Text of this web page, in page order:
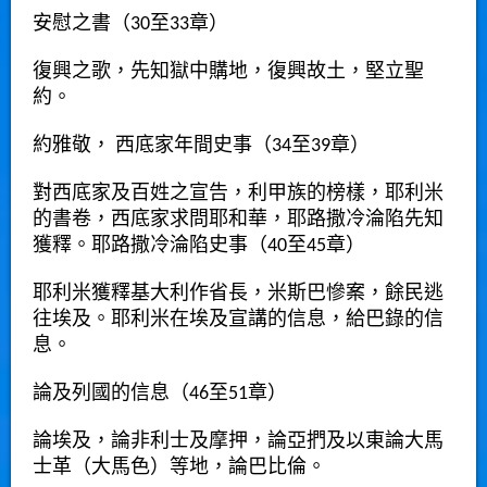
安慰之書（30至33章）
復興之歌，先知獄中購地，復興故土，堅立聖
約。
約雅敬， 西底家年間史事（34至39章）
對西底家及百姓之宣告，利甲族的榜樣，耶利米
的書卷，西底家求問耶和華，耶路撒冷淪陷先知
獲釋。耶路撒冷淪陷史事（40至45章）
耶利米獲釋基大利作省長，米斯巴慘案，餘民逃
往埃及。耶利米在埃及宣講的信息，給巴錄的信
息。
論及列國的信息（46至51章）
論埃及，論非利士及摩押，論亞捫及以東論大馬
士革（大馬色）等地，論巴比倫。